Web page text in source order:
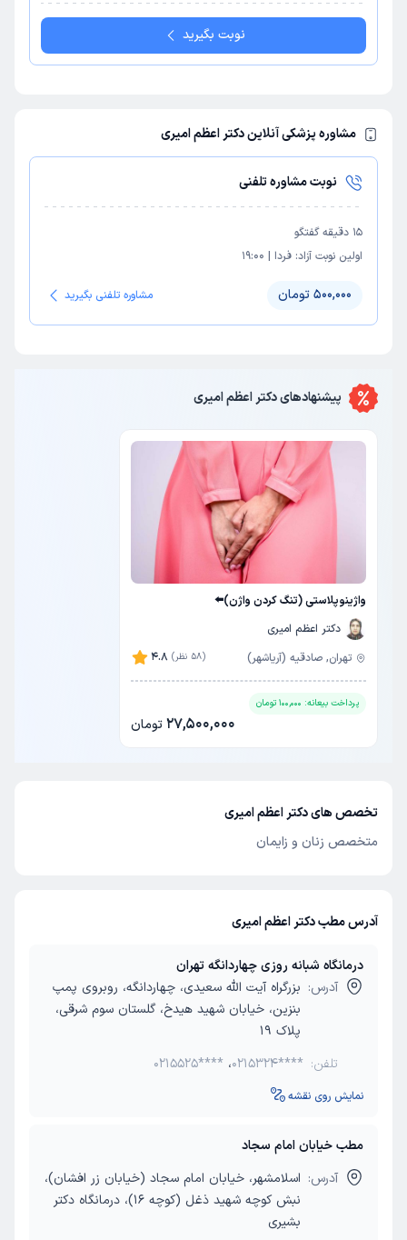
نوبت بگیرید
مشاوره پزشکی آنلاین دکتر اعظم امیری
نوبت مشاوره تلفنی
15 دقیقه گفتگو
اولین نوبت آزاد: فردا |
19:00
500,000 تومان مشاوره تلفنی بگیرید
پیشنهاد‌هایدکتر اعظم امیری
واژینوپلاستی (تنگ کردن واژن)⬅️
دکتر اعظم امیری
4.8
(58 نظر) تهران, صادقیه (آریاشهر)
پرداخت بیعانه: 100,000 تومان
27,500,000تومان
تخصص های دکتر اعظم امیری
متخصص زنان و زایمان
آدرس مطب دکتر اعظم امیری
درمانگاه شبانه روزی چهاردانگه تهران
آدرس: بزرگراه آیت الله سعیدی، چهاردانگه، روبروی پمپ
بنزین، خیابان شهید هیدخ، گلستان سوم شرقی،
پلاک 19
تلفن:
0215525**** ،0215324****
نمایش روی نقشه
مطب خیابان امام سجاد
آدرس: اسلامشهر، خیابان امام سجاد (خیابان زر افشان)،
نبش کوچه شهید ذغل (کوچه 16)، درمانگاه دکتر
بشیری